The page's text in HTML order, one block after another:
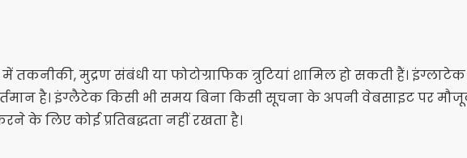
मुद्रण संबंधी या फोटोग्राफिक त्रुटियां शामिल हो सकती हैं।
है। इंग्लैटेक किसी भी समय बिना किसी सूचना के अपनी वेबसाइट पर
के लिए कोई प्रतिबद्धता नहीं रखता है।